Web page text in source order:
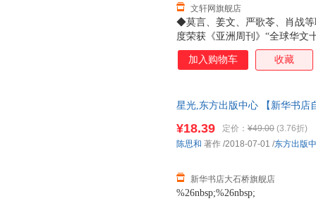
◆莫言、姜文、严歌苓、肖战
度荣获《亚洲周刊》“全球华文
雀》《北鸢》宏大的历史叙事
茧，用悬疑之笔，表达人心底
后用竹制的纳凉器具错位相认
点了一盏桂花香，不识大字的
慧。痴迷于其中的读者，看不
文轩网旗舰店
加入购物车 收藏
星光,东方出版中心 【新华书店
%26nbsp;%26nbsp;
¥18.39 定价： ¥49.00 (3.76折)
新华书店大石桥旗舰店
陈思和 著作 /2018-07-01 /东方出版